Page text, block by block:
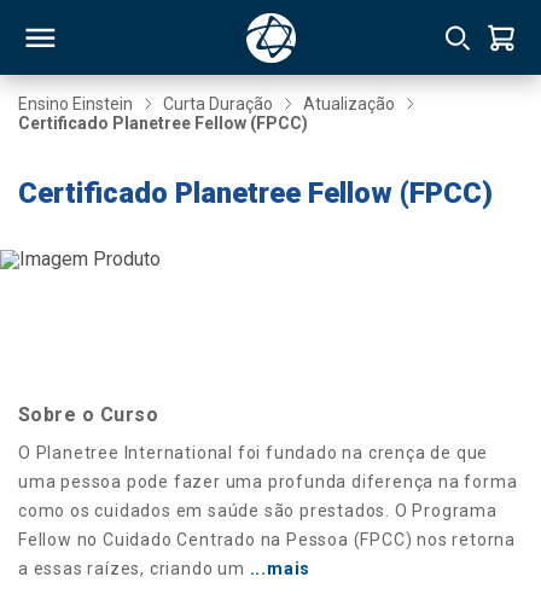
Ensino Einstein Curta Duração
Atualização
Certificado Planetree Fellow (FPCC)
Certificado Planetree Fellow (FPCC)
Sobre o Curso
O Planetree International foi fundado na crença de que
uma pessoa pode fazer uma profunda diferença na forma
como os cuidados em saúde são prestados. O Programa
Fellow no Cuidado Centrado na Pessoa (FPCC) nos retorna
a essas raízes, criando um ...mais